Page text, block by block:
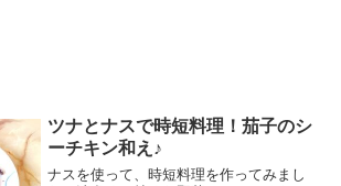
ツナとナスで時短料理！茄子のシ
ーチキン和え♪
ナスを使って、時短料理を作ってみまし